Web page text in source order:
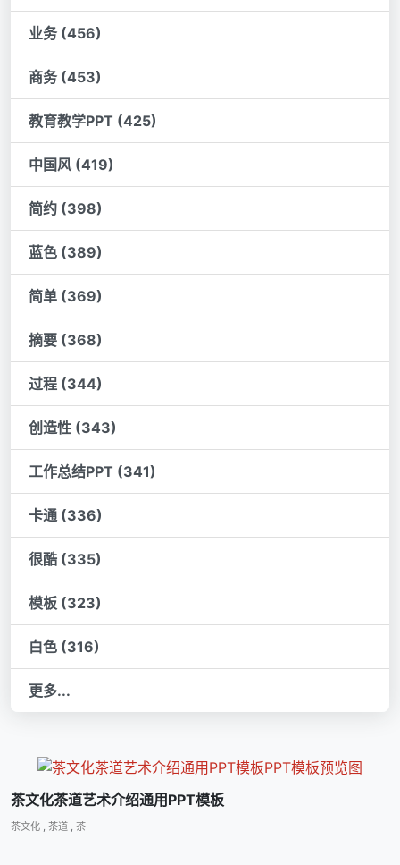
业务 (456)
商务 (453)
教育教学PPT (425)
中国风 (419)
简约 (398)
蓝色 (389)
简单 (369)
摘要 (368)
过程 (344)
创造性 (343)
工作总结PPT (341)
卡通 (336)
很酷 (335)
模板 (323)
白色 (316)
更多...
茶文化茶道艺术介绍通用PPT模板
茶文化 , 茶道 , 茶